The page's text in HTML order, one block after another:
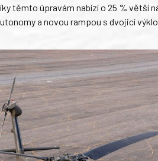
těmto úpravám nabízí o 25 % větší
a novou rampou s dvojicí